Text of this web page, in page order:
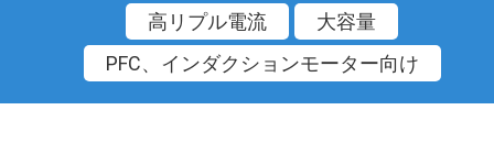
高リプル電流
大容量
PFC、インダクションモーター向け